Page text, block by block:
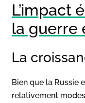
L’impact
la guerre
La
Bien que la Russie
relativement